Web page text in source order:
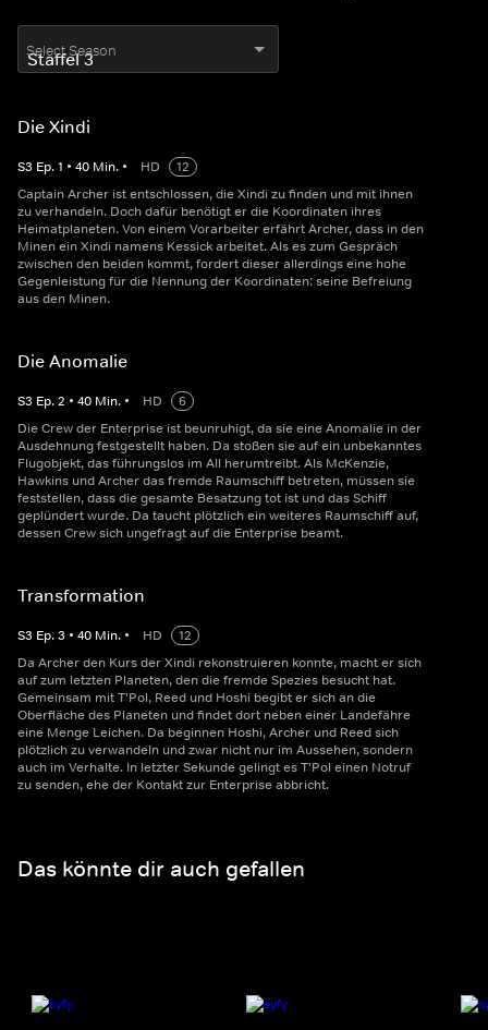
Select Season
Die Xindi
S3 Ep.1 • 40 Min. • HD
12
Captain Archer ist entschlossen, die Xindi zu finden und mit ihnen
zu verhandeln. Doch dafür benötigt er die Koordinaten ihres
Heimatplaneten. Von einem Vorarbeiter erfährt Archer, dass in den
Minen ein Xindi namens Kessick arbeitet. Als es zum Gespräch
zwischen den beiden kommt, fordert dieser allerdings eine hohe
Gegenleistung für die Nennung der Koordinaten: seine Befreiung
aus den Minen.
Die Anomalie
S3 Ep.2 • 40 Min. • HD
6
Die Crew der Enterprise ist beunruhigt, da sie eine Anomalie in der
Ausdehnung festgestellt haben. Da stoßen sie auf ein unbekanntes
Flugobjekt, das führungslos im All herumtreibt. Als McKenzie,
Hawkins und Archer das fremde Raumschiff betreten, müssen sie
feststellen, dass die gesamte Besatzung tot ist und das Schiff
geplündert wurde. Da taucht plötzlich ein weiteres Raumschiff auf,
dessen Crew sich ungefragt auf die Enterprise beamt.
Transformation
S3 Ep.3 • 40 Min. • HD
12
Da Archer den Kurs der Xindi rekonstruieren konnte, macht er sich
auf zum letzten Planeten, den die fremde Spezies besucht hat.
Gemeinsam mit T'Pol, Reed und Hoshi begibt er sich an die
Oberfläche des Planeten und findet dort neben einer Landefähre
eine Menge Leichen. Da beginnen Hoshi, Archer und Reed sich
plötzlich zu verwandeln und zwar nicht nur im Aussehen, sondern
auch im Verhalte. In letzter Sekunde gelingt es T'Pol einen Notruf
zu senden, ehe der Kontakt zur Enterprise abbricht.
Das könnte dir auch gefallen